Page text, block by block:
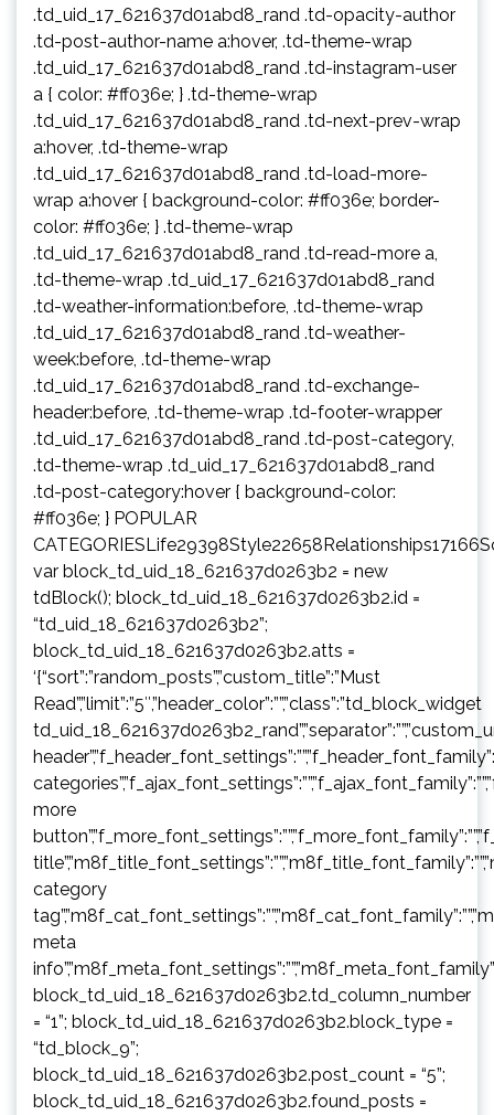
.td_uid_17_621637d01abd8_rand .td-opacity-author
.td-post-author-name a:hover, .td-theme-wrap
.td_uid_17_621637d01abd8_rand .td-instagram-user
a { color: #ff036e; } .td-theme-wrap
.td_uid_17_621637d01abd8_rand .td-next-prev-wrap
a:hover, .td-theme-wrap
.td_uid_17_621637d01abd8_rand .td-load-more-
wrap a:hover { background-color: #ff036e; border-
color: #ff036e; } .td-theme-wrap
.td_uid_17_621637d01abd8_rand .td-read-more a,
.td-theme-wrap .td_uid_17_621637d01abd8_rand
.td-weather-information:before, .td-theme-wrap
.td_uid_17_621637d01abd8_rand .td-weather-
week:before, .td-theme-wrap
.td_uid_17_621637d01abd8_rand .td-exchange-
header:before, .td-theme-wrap .td-footer-wrapper
.td_uid_17_621637d01abd8_rand .td-post-category,
.td-theme-wrap .td_uid_17_621637d01abd8_rand
.td-post-category:hover { background-color:
#ff036e; } POPULAR
var block_td_uid_18_621637d0263b2 = new
tdBlock(); block_td_uid_18_621637d0263b2.id =
“td_uid_18_621637d0263b2”;
block_td_uid_18_621637d0263b2.atts =
‘{“sort”:”random_posts”,”custom_title”:”Must
Read”,”limit”:”5″,”header_color”:””,”class”:”td_block_widget
more
category
meta
block_td_uid_18_621637d0263b2.td_column_number
= “1”; block_td_uid_18_621637d0263b2.block_type =
“td_block_9”;
block_td_uid_18_621637d0263b2.post_count = “5”;
block_td_uid_18_621637d0263b2.found_posts =